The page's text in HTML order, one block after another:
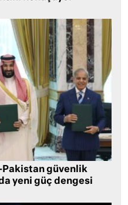
Pakistan güvenlik
yeni güç dengesi